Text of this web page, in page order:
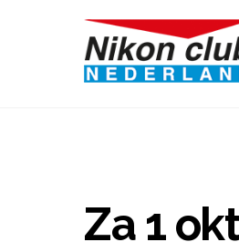
Za 1